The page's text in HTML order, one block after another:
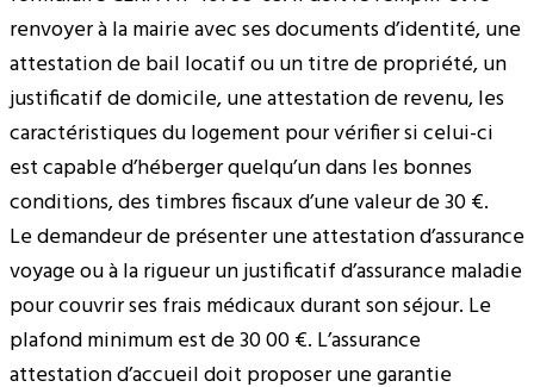
renvoyer à la mairie avec ses documents d’identité, une
attestation de bail locatif ou un titre de propriété, un
justificatif de domicile, une attestation de revenu, les
caractéristiques du logement pour vérifier si celui-ci
est capable d’héberger quelqu’un dans les bonnes
conditions, des timbres fiscaux d’une valeur de 30 €.
Le demandeur de présenter une attestation d’assurance
voyage ou à la rigueur un justificatif d’assurance maladie
pour couvrir ses frais médicaux durant son séjour. Le
plafond minimum est de 30 00 €. L’assurance
attestation d’accueil doit proposer une garantie